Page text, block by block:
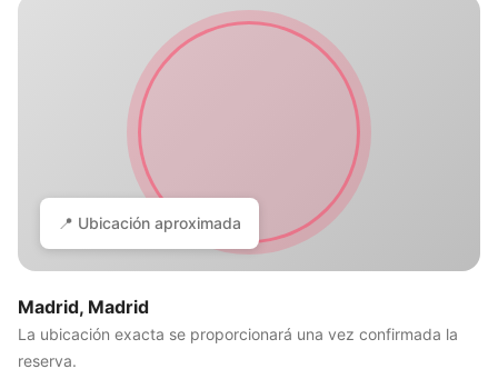
📍 Ubicación aproximada
Madrid, Madrid
La ubicación exacta se proporcionará una vez confirmada la
reserva.